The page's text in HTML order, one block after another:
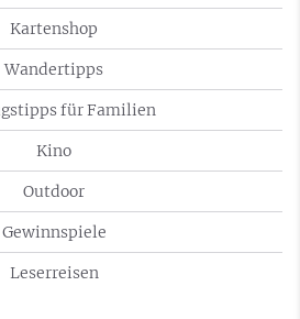
Kartenshop
Wandertipps
für Familien
Kino
Outdoor
Gewinnspiele
Leserreisen